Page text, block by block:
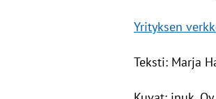
Yrityksen
Teksti: Marja